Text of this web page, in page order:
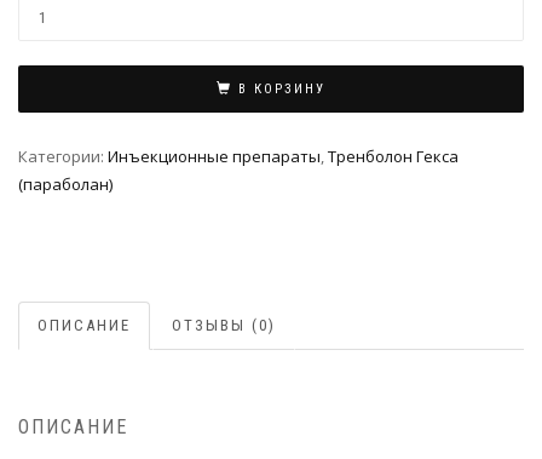
В КОРЗИНУ
Категории: Инъeкциoнныe препараты,Тренболон Гекса
(параболан)
ОПИСАНИЕ ОТЗЫВЫ (0)
ОПИСАНИЕ